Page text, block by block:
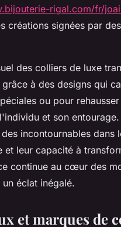
rigal.com/fr/
créations signées par
des colliers de luxe
à des designs qui
ou pour
et son
incontournables dans
et leur capacité à
continue au cœur des
éclat inégalé.
et marques de